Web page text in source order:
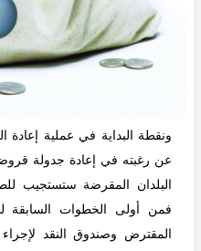
ونقطة البداية في عملية إعادة
عن رغبته في إعادة جدولة
البلدان المقرضة ستستجيب
فمن أولى الخطوات السابقة
المقترض وصندوق النقد